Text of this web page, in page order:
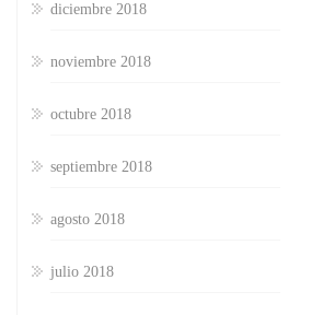
diciembre 2018
noviembre 2018
octubre 2018
septiembre 2018
agosto 2018
julio 2018